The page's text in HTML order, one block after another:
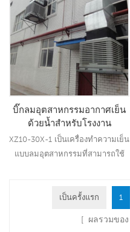
อ่านเพิ่มเติม
บิ๊กลมอุตสาหกรรมอากาศเย็น
ด้วยน้ำสำหรับโรงงาน
XZ10-30X-1 เป็นเครื่องทำความเย็น
แบบลมอุตสาหกรรมที่สามารถใช้
30000 CMH ความเร็ว 12 ระดับ ใช้
ประสิทธิภาพการทำความเย็นชั้นนำ
เป็นครั้งแรก 1
[ ผลรวมของ